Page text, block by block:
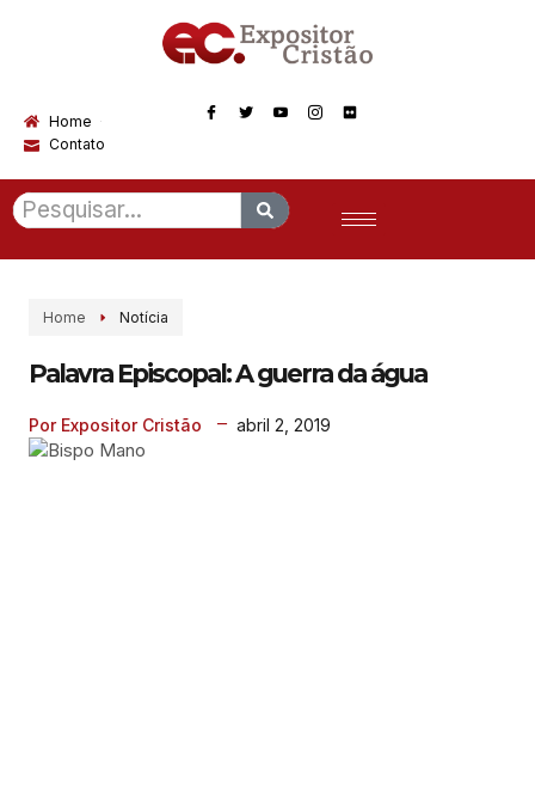
Home
Contato
Home Notícia
Palavra Episcopal: A guerra da água
Por Expositor Cristão abril 2, 2019